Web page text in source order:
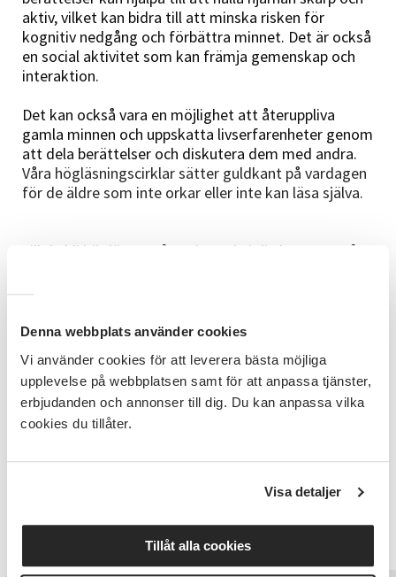
Denna webbplats använder cookies
Vi använder cookies för att leverera bästa möjliga
upplevelse på webbplatsen samt för att anpassa tjänster,
erbjudanden och annonser till dig. Du kan anpassa vilka
cookies du tillåter.
Visa detaljer
Tillåt alla cookies
aktiv, vilket kan bidra till att minska risken för
kognitiv nedgång och förbättra minnet. Det är också
en social aktivitet som kan främja gemenskap och
interaktion.
Det kan också vara en möjlighet att återuppliva
gamla minnen och uppskatta livserfarenheter genom
att dela berättelser och diskutera dem med andra.
Våra högläsningscirklar sätter guldkant på vardagen
för de äldre som inte orkar eller inte kan läsa själva.
Vill du bli högläsare på ett boende i din kommun så
80